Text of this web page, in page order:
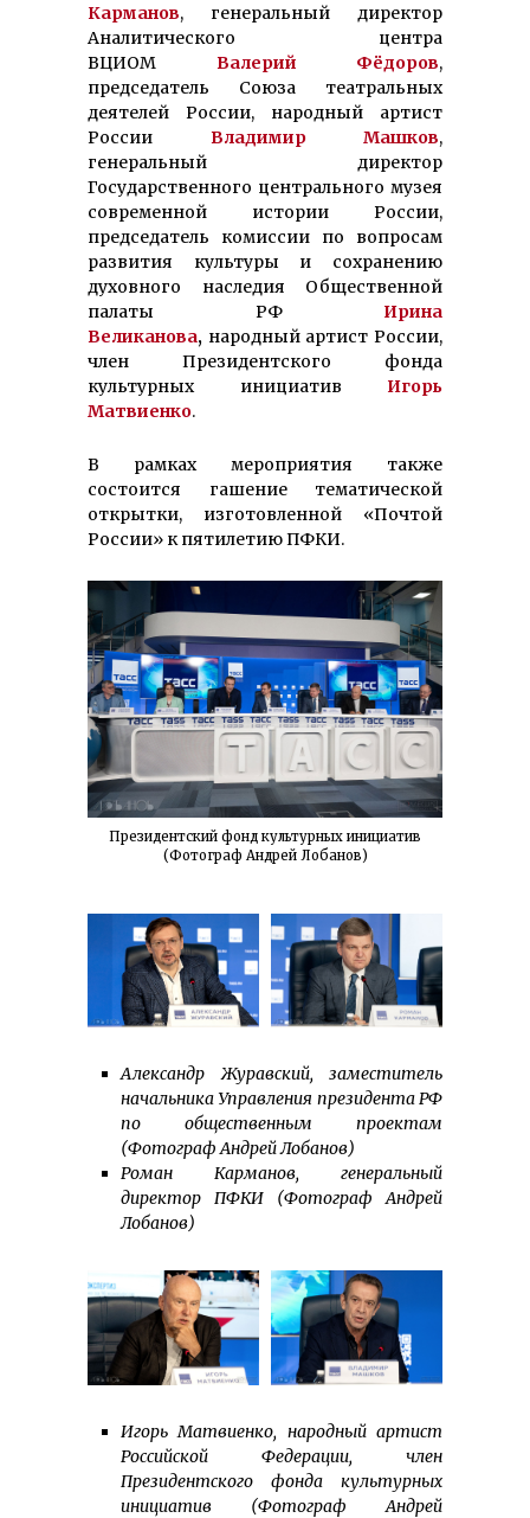
Карманов, генеральный директор
Аналитического центра
ВЦИОМ Валерий Фёдоров,
председатель Союза театральных
деятелей России, народный артист
России
Владимир Машков,
генеральный директор
Государственного центрального музея
современной истории России,
председатель комиссии по вопросам
развития культуры и сохранению
духовного наследия Общественной
палаты РФ Ирина
Великанова, народный артист России,
член Президентского фонда
культурных инициатив Игорь
Матвиенко.
В рамках мероприятия также
состоится гашение тематической
открытки, изготовленной «Почтой
России» к пятилетию ПФКИ.
Президентский фонд культурных инициатив
(Фотограф Андрей Лобанов)
Александр Журавский, заместитель
начальника Управления президента РФ
по общественным проектам
(Фотограф Андрей Лобанов)
Роман Карманов, генеральный
директор ПФКИ (Фотограф Андрей
Лобанов)
Игорь Матвиенко, народный артист
Российской Федерации, член
Президентского фонда культурных
инициатив (Фотограф Андрей